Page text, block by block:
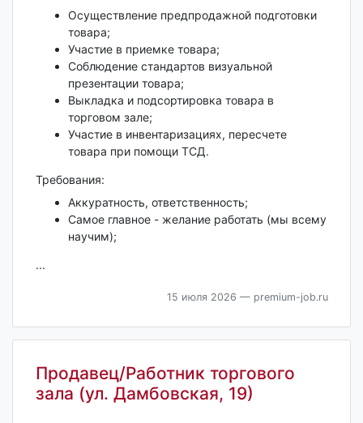
Осуществление предпродажной подготовки
товара;
Участие в приемке товара;
Соблюдение стандартов визуальной
презентации товара;
Выкладка и подсортировка товара в
торговом зале;
Участие в инвентаризациях, пересчете
товара при помощи ТСД.
Требования:
Аккуратность, ответственность;
Самое главное - желание работать (мы всему
научим);
...
15 июля 2026 — premium-job.ru
Продавец/Работник торгового
зала (ул. Дамбовская, 19)